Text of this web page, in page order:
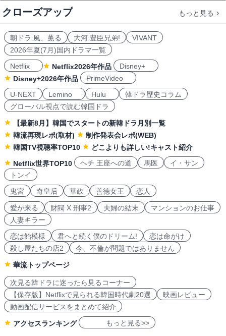
クローズアップ もっと見る
朝ドラ:風、薫る 大河:豊臣兄弟!
VIVANT
2026年夏(7月)国内ドラマ一覧
Netflix
Netflix2026年作品
Disney+
Disney+2026年作品
PrimeVideo
U-NEXT
Lemino Hulu
韓ドラ歴史コラム
グローバル視点で読む韓国ドラ
【最新8月】韓国でスタートの新韓ドラ月別一覧
韓流再現レポ(取材)
制作発表会レポ(WEB)
韓国TV視聴率TOP10
どこよりも詳しい!キャスト紹介
Netflix世界TOP10
ヘチ 王座への道 馬医
イ・サン
トンイ
鬼宮
奇皇后 華政 善徳女王 恋人
愛が来る 財閥 X 刑事2 夫婦の結末
マンションのお仕事
人妻キラー
恋は飴模様
君へと続く僕のドリーム!
恋は命がけ
殺し屋たちの店2
今、不倫が問題ではありません
華流トップページ
次見る韓ドラに迷ったら見るコーナー
【保存版】Netflixで見られる韓国時代劇20選
映画レビュー
動画配信サービスをまとめて紹介
アクセスランキング もっと見る>>